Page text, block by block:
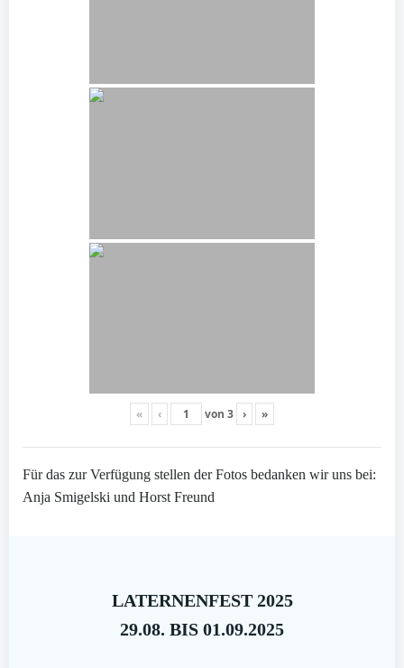
« ‹ von 3 › »
Für das zur Verfügung stellen der Fotos bedanken wir uns bei:
Anja Smigelski und Horst Freund
LATERNENFEST 2025
29.08. BIS 01.09.2025